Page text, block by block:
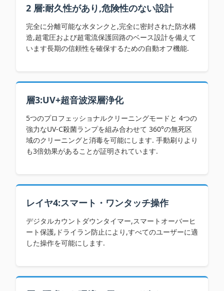
2 層:耐久性があり,危険性のない設計
完全に分離可能な水タンクと,完全に密封された防水構
造,超電圧および超電流保護回路のベース設計を備えて
います長期の信頼性を確保するための自動オフ機能.
層3:UV+超音波深層浄化
5つのプロフェッショナルクリーニングモードと 4つの
強力なUV-C殺菌ランプを組み合わせて 360°の無死区
域のクリーニングと消毒を可能にします. 手動刷りより
も3倍効果があることが証明されています.
レイヤ4:スマート・ワンタッチ操作
デジタルカウントダウンタイマー,スマートオーバーヒ
ート保護,ドライラン防止により,すべてのユーザーに適
した操作を可能にします.